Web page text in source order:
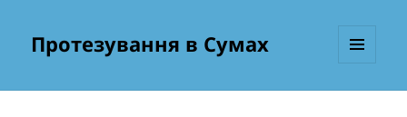
Протезування в Сумах